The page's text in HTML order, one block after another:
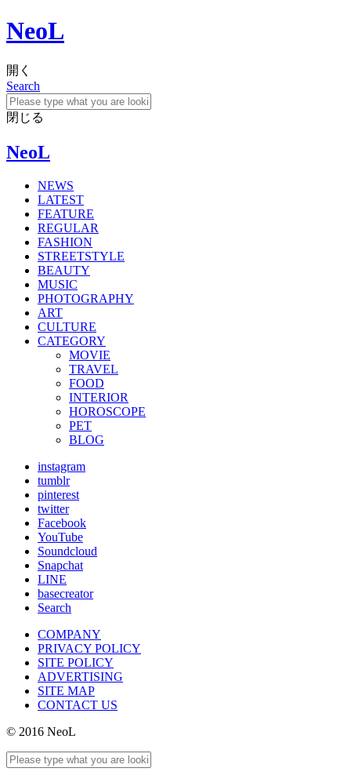
NeoL
開く
Search
閉じる
NeoL
NEWS
LATEST
FEATURE
REGULAR
FASHION
STREETSTYLE
BEAUTY
MUSIC
PHOTOGRAPHY
ART
CULTURE
CATEGORY
MOVIE
TRAVEL
FOOD
INTERIOR
HOROSCOPE
PET
BLOG
instagram
tumblr
pinterest
twitter
Facebook
YouTube
Soundcloud
Snapchat
LINE
basecreator
Search
COMPANY
PRIVACY POLICY
SITE POLICY
ADVERTISING
SITE MAP
CONTACT US
© 2016 NeoL